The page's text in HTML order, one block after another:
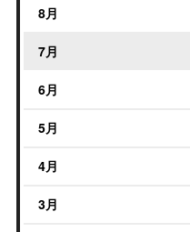
8月
7月
6月
5月
4月
3月